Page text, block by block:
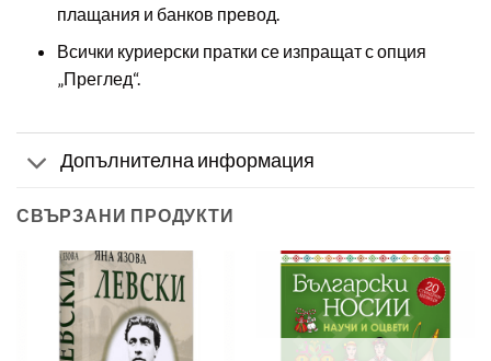
плащания и банков превод.
Всички куриерски пратки се изпращат с опция
„Преглед“.
Допълнителна информация
СВЪРЗАНИ ПРОДУКТИ